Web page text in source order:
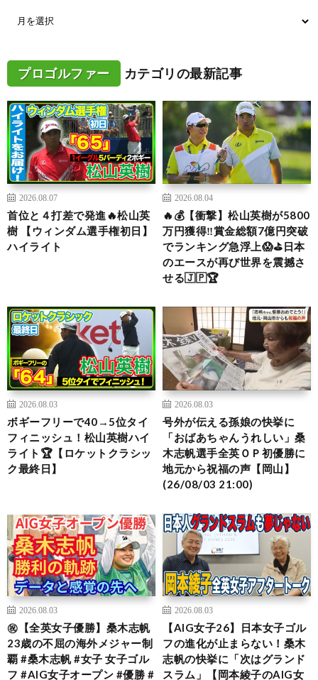
プロゴルファー カテゴリの最新記事
2026.08.07
首位と４打差で発進🔥松山英
樹 【ウィンダム選手権初日】
ハイライト
2026.08.04
🔥💰【衝撃】松山英樹が5800
万円獲得‼️賞金総額7億円突破
でランキング急浮上😱⛳日本
のエースが再び世界を震撼さ
せる🇯🇵🏆
2026.08.03
ボギーフリーで40→5位タイ
フィニッシュ！松山英樹ハイ
ライト🏆【ロケットクラシッ
ク最終日】
2026.08.03
号外が伝える孫娘の快挙に
「おばあちゃんうれしい」桑
木志帆選手全英ＯＰ初優勝に
地元から祝福の声【岡山】
(26/08/03 21:00)
2026.08.03
㊗️【全英女子優勝】桑木志帆
23歳の不屈の海外メジャー制
覇 #桑木志帆 #女子 女子ゴル
フ #AIG女子オープン #優勝 #
2026.08.03
【AIG女子26】日本女子ゴル
フの進化が止まらない！桑木
志帆の快挙に「次はグランド
スラム」【岡本綾子のAIG女